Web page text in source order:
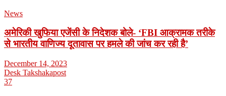
News
अमेरिकी खुफिया एजेंसी के निदेशक बोले- ‘FBI आक्रामक तरीके
से भारतीय वाणिज्य दूतावास पर हमले की जांच कर रही है’
December 14, 2023
Desk Takshakapost
37